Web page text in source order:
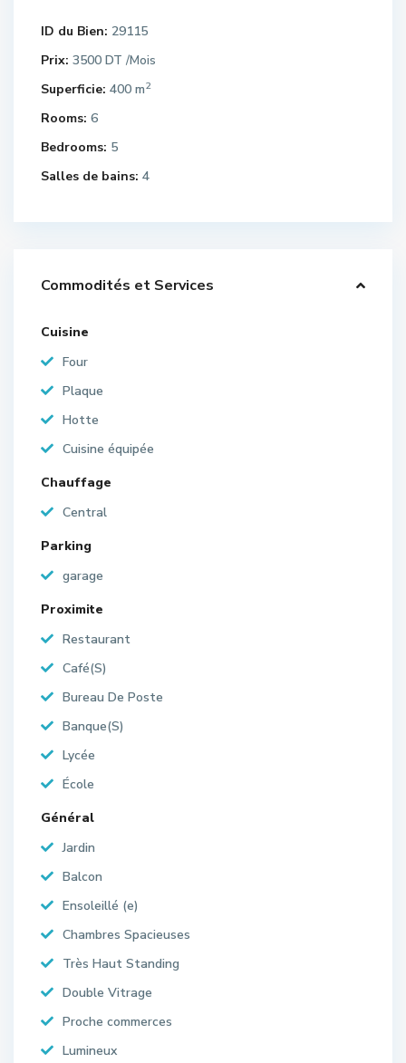
ID du Bien: 29115
Prix: 3500 DT /Mois
Superficie: 400 m2
Rooms: 6
Bedrooms: 5
Salles de bains: 4
Commodités et Services
Cuisine
Four
Plaque
Hotte
Cuisine équipée
Chauffage
Central
Parking
garage
Proximite
Restaurant
Café(S)
Bureau De Poste
Banque(S)
Lycée
École
Général
Jardin
Balcon
Ensoleillé (e)
Chambres Spacieuses
Très Haut Standing
Double Vitrage
Proche commerces
Lumineux